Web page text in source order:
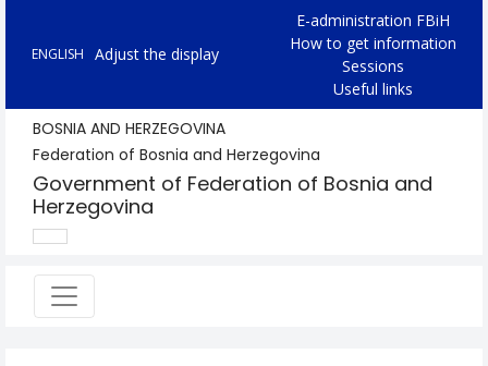
ENGLISH Adjust the display
E-administration FBiH
How to get information
Sessions
Useful links
BOSNIA AND HERZEGOVINA
Federation of Bosnia and Herzegovina
Government of Federation of Bosnia and
Herzegovina